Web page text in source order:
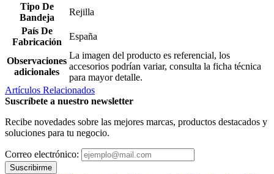
Tipo De
Bandeja
Rejilla
País De
Fabricación
España
Observaciones
adicionales
La imagen del producto es referencial, los
accesorios podrían variar, consulta la ficha técnica
para mayor detalle.
Artículos Relacionados
Suscríbete a nuestro newsletter
Recibe novedades sobre las mejores marcas, productos destacados y
soluciones para tu negocio.
Correo electrónico:
Suscribirme